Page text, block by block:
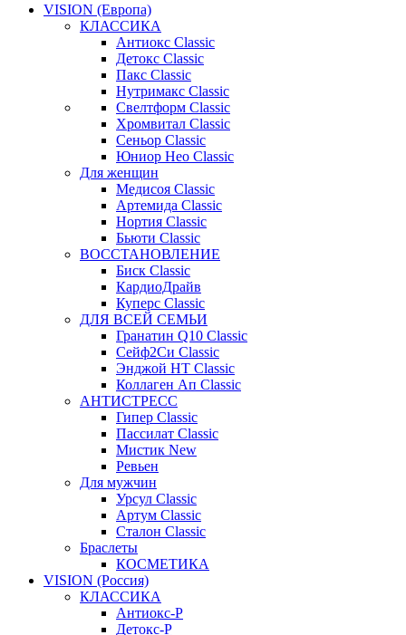
VISION (Европа)
КЛАССИКА
Антиокс Classic
Детокс Classic
Пакс Classic
Нутримакс Classic
Свелтформ Classic
Хромвитал Classic
Сеньор Classic
Юниор Нео Classic
Для женщин
Медисоя Classic
Артемида Classic
Нортия Classic
Бьюти Classic
ВОССТАНОВЛЕНИЕ
Биск Classic
КардиоДрайв
Куперс Classic
ДЛЯ ВСЕЙ СЕМЬИ
Гранатин Q10 Classic
Сейф2Си Classic
Энджой НТ Classic
Коллаген Ап Classic
АНТИСТРЕСС
Гипер Classic
Пассилат Classic
Мистик New
Ревьен
Для мужчин
Урсул Classic
Артум Classic
Сталон Classic
Браслеты
КОСМЕТИКА
VISION (Россия)
КЛАССИКА
Антиокс-Р
Детокс-Р